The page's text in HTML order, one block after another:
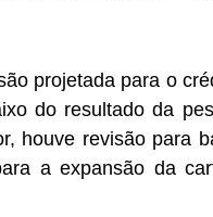
projetada para o
do resultado da
houve revisão para
a expansão da